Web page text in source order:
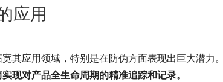
应用
其应用领域，特别是在防伪方面表现出巨大潜力。
现对产品全生命周期的精准追踪和记录。